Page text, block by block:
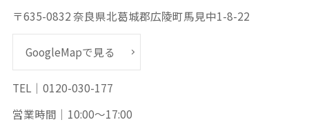
〒635-0832 奈良県北葛城郡広陵町馬見中1-8-22
GoogleMapで見る
TEL｜0120-030-177
営業時間｜10:00～17:00